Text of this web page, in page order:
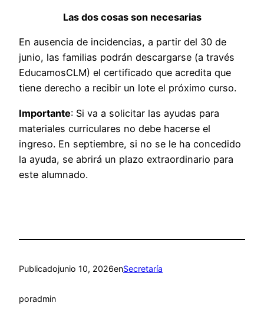
Las dos cosas son necesarias
En ausencia de incidencias, a partir del 30 de
junio, las familias podrán descargarse (a través
EducamosCLM) el certificado que acredita que
tiene derecho a recibir un lote el próximo curso.
Importante: Si va a solicitar las ayudas para
materiales curriculares no debe hacerse el
ingreso. En septiembre, si no se le ha concedido
la ayuda, se abrirá un plazo extraordinario para
este alumnado.
Publicadojunio 10, 2026enSecretaría
poradmin